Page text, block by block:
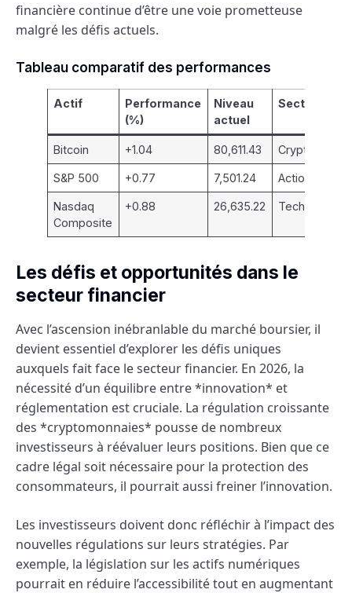
financière continue d’être une voie prometteuse
malgré les défis actuels.
Tableau comparatif des performances
Actif
Performance
(%)
Niveau
actuel
Secteur
Bitcoin +1.04 80,611.43
S&P 500 +0.77 7,501.24 Actions
Nasdaq
Composite
+0.88 26,635.22 Technologie
Les défis et opportunités dans le
secteur financier
Avec l’ascension inébranlable du marché boursier, il
devient essentiel d’explorer les défis uniques
auxquels fait face le secteur financier. En 2026, la
nécessité d’un équilibre entre *innovation* et
réglementation est cruciale. La régulation croissante
des *cryptomonnaies* pousse de nombreux
investisseurs à réévaluer leurs positions. Bien que ce
cadre légal soit nécessaire pour la protection des
consommateurs, il pourrait aussi freiner l’innovation.
Les investisseurs doivent donc réfléchir à l’impact des
nouvelles régulations sur leurs stratégies. Par
exemple, la législation sur les actifs numériques
pourrait en réduire l’accessibilité tout en augmentant